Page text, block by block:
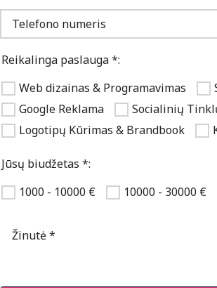
Reikalinga paslauga *:
Web dizainas & Programavimas
Google Reklama
Socialinių
Logotipų Kūrimas & Brandbook
Jūsų biudžetas *:
1000 - 10000 €
10000 - 30000 €